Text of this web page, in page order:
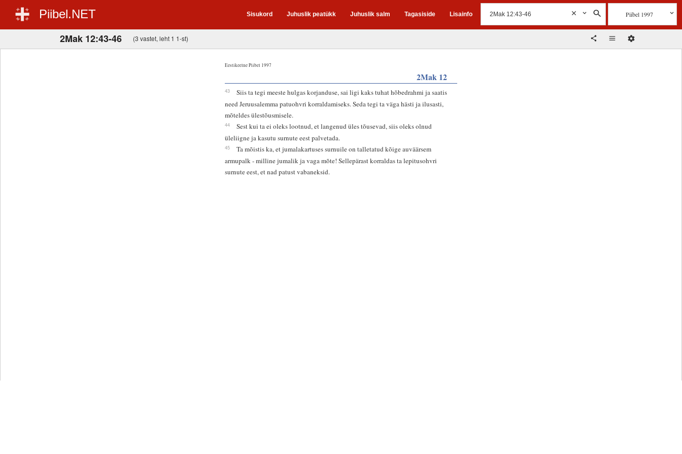
Piibel.NET Sisukord Juhuslik peatükk Juhuslik salm Tagasiside Lisainfo Piibel 1997
2Mak 12:43-46 (3 vastet, leht 1 1-st)
Eestikeelne Piibel 1997
2Mak 12
43
Siis ta tegi meeste hulgas korjanduse, sai ligi kaks tuhat hõbedrahmi ja saatis
need Jeruusalemma patuohvri korraldamiseks. Seda tegi ta väga hästi ja ilusasti,
mõteldes ülestõusmisele.
44
Sest kui ta ei oleks lootnud, et langenud üles tõusevad, siis oleks olnud
üleliigne ja kasutu surnute eest palvetada.
45
Ta mõistis ka, et jumalakartuses surnuile on talletatud kõige auväärsem
armupalk - milline jumalik ja vaga mõte! Sellepärast korraldas ta lepitusohvri
surnute eest, et nad patust vabaneksid.